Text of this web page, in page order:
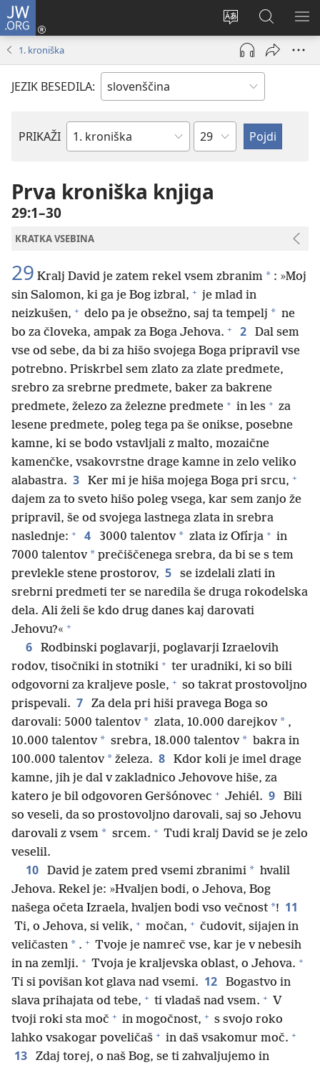
JW.ORG
Spremeni
jezik
spletnega
mesta
Prijava
(odpre
okno)
Iskanje
po
JW.ORG
1. kroniška
JEZIK BESEDILA:
PRIKAŽI
Po
Poglavje
Prva kroniška knjiga
29:1–30
KRATKA VSEBINA
29 Kralj David je zatem rekel vsem zbranim * : »Moj
sin Salomon, ki ga je Bog izbral, + je mlad in
neizkušen, + delo pa je obsežno, saj ta tempelj * ne
bo za človeka, ampak za Boga Jehova. + 2
Dal sem
vse od sebe, da bi za hišo svojega Boga pripravil vse
potrebno. Priskrbel sem zlato za zlate predmete,
srebro za srebrne predmete, baker za bakrene
predmete, železo za železne predmete + in les + za
lesene predmete, poleg tega pa še onikse, posebne
kamne, ki se bodo vstavljali z malto, mozaične
kamenčke, vsakovrstne drage kamne in zelo veliko
alabastra. 3 Ker mi je hiša mojega Boga pri srcu, +
dajem za to sveto hišo poleg vsega, kar sem zanjo že
pripravil, še od svojega lastnega zlata in srebra
naslednje: + 4 3000 talentov * zlata iz Ofírja + in
7000 talentov * prečiščenega srebra, da bi se s tem
prevlekle stene prostorov, 5
se izdelali zlati in
srebrni predmeti ter se naredila še druga rokodelska
dela. Ali želi še kdo drug danes kaj darovati
Jehovu?« +
6
Rodbinski poglavarji, poglavarji Izraelovih
rodov, tisočniki in stotniki + ter uradniki, ki so bili
odgovorni za kraljeve posle, + so takrat prostovoljno
prispevali. 7
Za dela pri hiši pravega Boga so
darovali: 5000 talentov * zlata, 10.000 darejkov * ,
10.000 talentov * srebra, 18.000 talentov * bakra in
100.000 talentov * železa. 8
Kdor koli je imel drage
kamne, jih je dal v zakladnico Jehovove hiše, za
katero je bil odgovoren Geršónovec + Jehiél. 9
Bili
so veseli, da so prostovoljno darovali, saj so Jehovu
darovali z vsem * srcem. + Tudi kralj David se je zelo
veselil.
10 David je zatem pred vsemi zbranimi * hvalil
Jehova. Rekel je: »Hvaljen bodi, o Jehova, Bog
našega očeta Izraela, hvaljen bodi vso večnost *! 11
Ti, o Jehova, si velik, + močan, + čudovit, sijajen in
veličasten * . + Tvoje je namreč vse, kar je v nebesih
in na zemlji. + Tvoja je kraljevska oblast, o Jehova. +
Ti si povišan kot glava nad vsemi. 12
Bogastvo in
slava prihajata od tebe, + ti vladaš nad vsem. + V
tvoji roki sta moč + in mogočnost, + s svojo roko
lahko vsakogar poveličaš + in daš vsakomur moč. +
13
Zdaj torej, o naš Bog, se ti zahvaljujemo in